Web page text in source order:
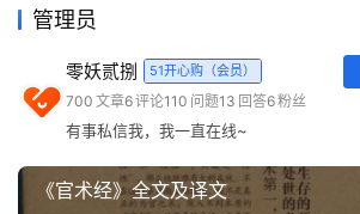
读
用
具
登录 注册
管理员
零妖贰捌 51开心购（会员）
700 文章6评论110 问题13 回答6粉丝
有事私信我，我一直在线~
《官术经》全文及译文